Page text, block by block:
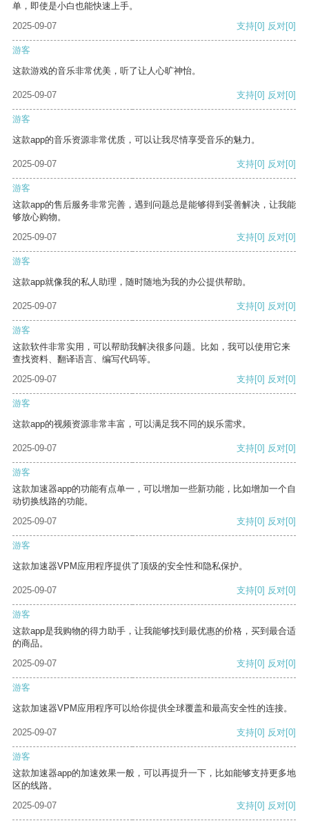
单，即使是小白也能快速上手。
2025-09-07
支持[0] 反对[0]
游客
这款游戏的音乐非常优美，听了让人心旷神怡。
2025-09-07 支持[0] 反对[0]
游客
这款app的音乐资源非常优质，可以让我尽情享受音乐的魅力。
2025-09-07 支持[0] 反对[0]
游客
这款app的售后服务非常完善，遇到问题总是能够得到妥善解决，让我能
够放心购物。
2025-09-07
支持[0] 反对[0]
游客
这款app就像我的私人助理，随时随地为我的办公提供帮助。
2025-09-07 支持[0] 反对[0]
游客
这款软件非常实用，可以帮助我解决很多问题。比如，我可以使用它来
查找资料、翻译语言、编写代码等。
2025-09-07
支持[0] 反对[0]
游客
这款app的视频资源非常丰富，可以满足我不同的娱乐需求。
2025-09-07 支持[0] 反对[0]
游客
这款加速器app的功能有点单一，可以增加一些新功能，比如增加一个自
动切换线路的功能。
2025-09-07
支持[0] 反对[0]
游客
这款加速器VPM应用程序提供了顶级的安全性和隐私保护。
2025-09-07 支持[0] 反对[0]
游客
这款app是我购物的得力助手，让我能够找到最优惠的价格，买到最合适
的商品。
2025-09-07
支持[0] 反对[0]
游客
这款加速器VPM应用程序可以给你提供全球覆盖和最高安全性的连接。
2025-09-07 支持[0] 反对[0]
游客
这款加速器app的加速效果一般，可以再提升一下，比如能够支持更多地
区的线路。
2025-09-07
支持[0] 反对[0]